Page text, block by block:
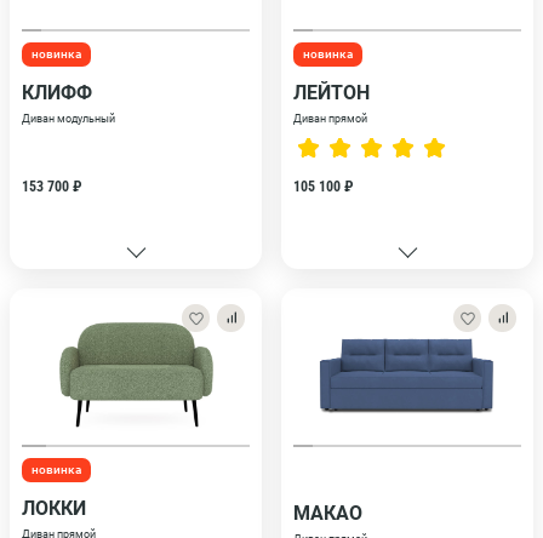
новинка
КЛИФФ
Диван модульный
153 700 ₽
новинка
ЛЕЙТОН
Диван прямой
105 100 ₽
новинка
ЛОККИ
Диван прямой
МАКАО